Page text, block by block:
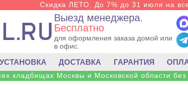
Скидка ЛЕТО. До 7% до 31 июля на все
Выезд менеджера.
Бесплатно
для оформления заказа домой или
в офис.
УСТАНОВКА ДОСТАВКА ГАРАНТИЯ
кладбищах Москвы и Московской области